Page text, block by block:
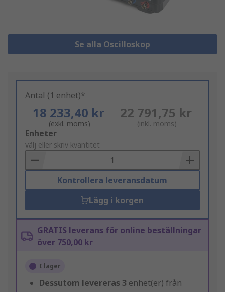
Se alla Oscilloskop
Antal (1 enhet)*
18 233,40 kr
(exkl. moms)
22 791,75 kr
(inkl. moms)
Add
to
Basket
Enheter
välj eller skriv kvantitet
Kontrollera leveransdatum
Lägg i korgen
GRATIS leverans för online beställningar
över 750,00 kr
I lager
Dessutom levereras 3 enhet(er) från